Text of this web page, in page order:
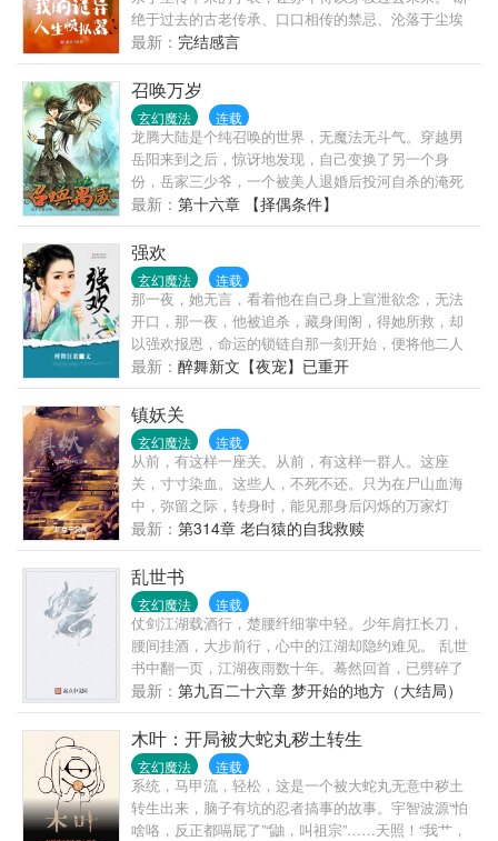
绝于过去的古老传承、口口相传的禁忌、沦落于尘埃
里的技艺，由此重新焕发生机。 密藏域中，以经咒、
供物、自我的躯壳系缚厉诡的法门； 灶神教内，炼油
称米油炸诡的技艺…… 薪火由此重燃， 笼罩现在与未
来的混沌谜团，被火光映照出些微轮廓……
最新： 完结感言
召唤万岁
玄幻魔法 连载
龙腾大陆是个纯召唤的世界，无魔法无斗气。穿越男
岳阳来到之后，惊讶地发现，自己变换了另一个身
份，岳家三少爷，一个被美人退婚后投河自杀的淹死
鬼。原来的岳家三少爷是个杯具男，是四大家族中公
认最废柴的废物，用了十五年时间还无法契约召唤宝
典，穿越男岳阳则不，他只需要一天……当别人为契
约战兽头疼的时候，无数的神兽圣兽却跑
最新： 第十六章 【择偶条件】
强欢
玄幻魔法 连载
那一夜，她无言，看着他在自己身上宣泄欲念，无法
开口，那一夜，他被追杀，藏身闺阁，得她所救，却
以强欢报恩，命运的锁链自那一刻开始，便将他二人
紧紧缠绕没有抛开红尘怨恋的勇气，只能忍着屈辱苟
且于世，而他，终究是她逃不了的噩梦，当做礼物，
她被送到他面前，再见她，他不识，只当她是意图谋
反之徒送来的奸细，受奸人迫害，囚禁冷宫，泪已
干，心死不易，他四面楚歌，她亦心急如焚，挺身而
出为他挡箭，奄奄一息之时，她依然笑靥如花，低诉
的却是令他心碎的话语贱之人终究承不了圣恩，若初
雪命大未死，请让初雪离开。
最新： 醉舞新文【夜宠】已重开
镇妖关
玄幻魔法 连载
从前，有这样一座关。从前，有这样一群人。这座
关，寸寸染血。这些人，不死不还。只为在尸山血海
中，弥留之际，转身时，能见那身后闪烁的万家灯
火，岁岁平安。
最新： 第314章 老白猿的自我救赎
乱世书
玄幻魔法 连载
仗剑江湖载酒行，楚腰纤细掌中轻。少年肩扛长刀，
腰间挂酒，大步前行，心中的江湖却隐约难见。 乱世
书中翻一页，江湖夜雨数十年。蓦然回首，已劈碎了
人间。 各位书友如果觉得《乱世书》还不错的话请不
要忘记向您QQ群和微博里的朋友推荐哦！
最新： 第九百二十六章 梦开始的地方（大结局）
木叶：开局被大蛇丸秽土转生
玄幻魔法 连载
系统，马甲流，轻松，这是一个被大蛇丸无意中秽土
转生出来，脑子有坑的忍者搞事的故事。宇智波源“怕
啥咯，反正都嗝屁了”“鼬，叫祖宗”……天照！“我艹，